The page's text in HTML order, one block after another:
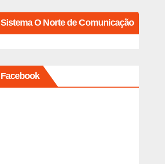
Sistema O Norte de Comunicação
Facebook